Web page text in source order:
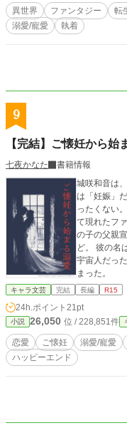
シャ！！ 一体どう
いい悩みを
異世界 ファンタジー 転
溺愛/寵愛
執着
9
【完結】ご懐妊から始
七夜かなた
書籍情報
城咲和音は
は「妊娠」
ったくない
て現れたフ
の子の父親宣言をしてき
ど。 彼の名は「燕」 しかも彼は、地球外知的生命体、つまり
宇宙人だった。 突然の妊娠からまさかの宇宙人との
まった。
キャラ文芸 完結 長編 R15
24h.ポイント 21pt
小説 26,050 位 / 228,851件
恋愛 ご懐妊 溺愛/寵愛
ハッピーエンド